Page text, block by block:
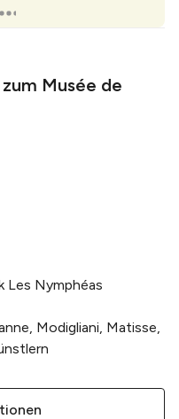
Musée de
Les Nymphéas
Modigliani, Matisse,